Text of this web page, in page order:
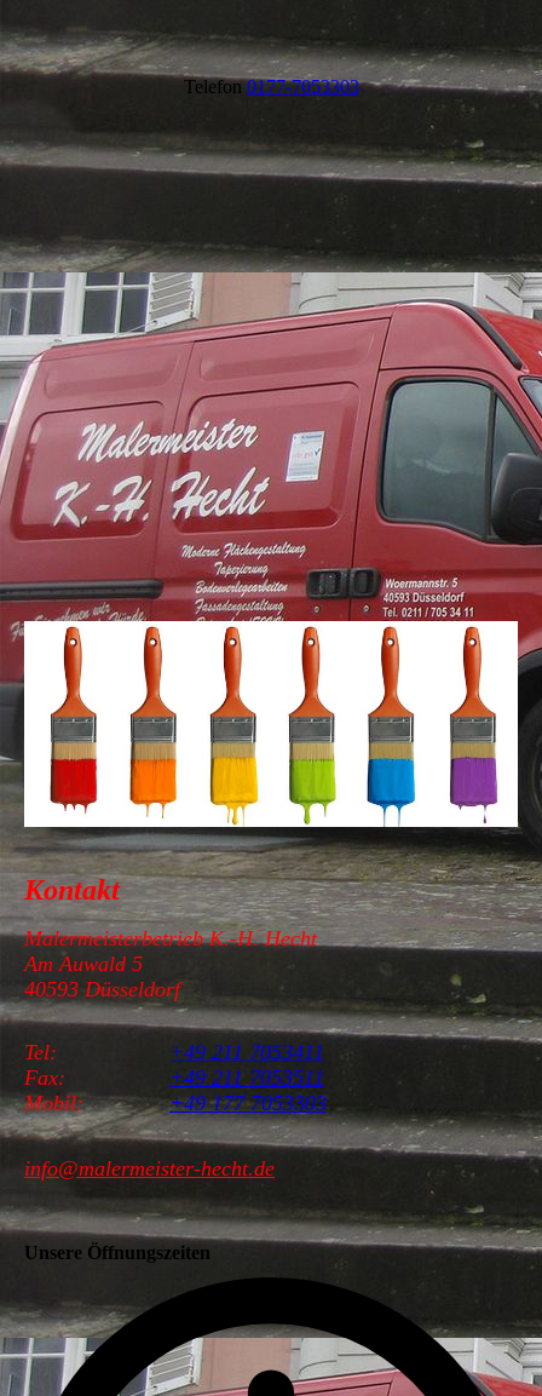
Telefon0177-7053303
Kontakt
Malermeisterbetrieb K.-H. Hecht
Am Auwald 5
40593 Düsseldorf
Tel:
Fax:
Mobil:
+49 211 7053411
+49 211 7053511
+49 177 7053303
info@malermeister-hecht.de
Unsere Öffnungszeiten